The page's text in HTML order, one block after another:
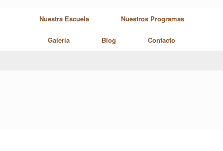
Nuestra Escuela Nuestros Programas
Galería Blog Contacto